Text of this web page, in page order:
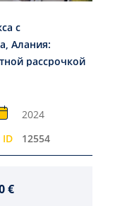
с
Алания:
рассрочкой
2024
ID 12554
€